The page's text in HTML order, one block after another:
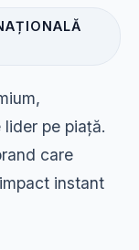
pe piață.
care
instant